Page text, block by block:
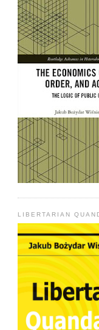
LIBERTARIAN